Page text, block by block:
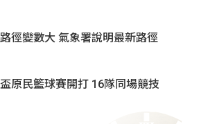
徑變數大 氣象署說明最新路徑
原民籃球賽開打 16隊同場競技